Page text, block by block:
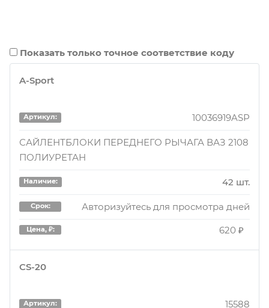
Показать только точное соответствие коду
A-Sport
Артикул: 10036919ASP
САЙЛЕНТБЛОКИ ПЕРЕДНЕГО РЫЧАГА ВАЗ 2108
ПОЛИУРЕТАН
Наличие: 42 шт.
Срок: Авторизуйтесь для просмотра дней
Цена, ₽: 620 ₽
CS-20
Артикул: 15588